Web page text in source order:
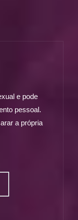
e pode
pessoal.
a própria